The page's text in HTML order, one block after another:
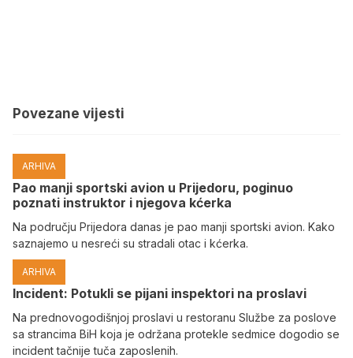
Povezane vijesti
ARHIVA
Pao manji sportski avion u Prijedoru, poginuo
poznati instruktor i njegova kćerka
Na području Prijedora danas je pao manji sportski avion. Kako
saznajemo u nesreći su stradali otac i kćerka.
ARHIVA
Incident: Potukli se pijani inspektori na proslavi
Na prednovogodišnjoj proslavi u restoranu Službe za poslove
sa strancima BiH koja je održana protekle sedmice dogodio se
incident tačnije tuča zaposlenih.